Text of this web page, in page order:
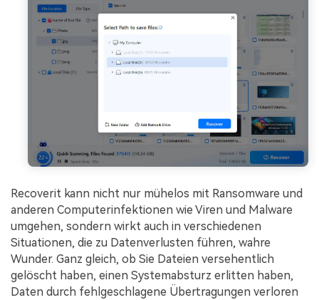
Recoverit kann nicht nur mühelos mit Ransomware und
anderen Computerinfektionen wie Viren und Malware
umgehen, sondern wirkt auch in verschiedenen
Situationen, die zu Datenverlusten führen, wahre
Wunder. Ganz gleich, ob Sie Dateien versehentlich
gelöscht haben, einen Systemabsturz erlitten haben,
Daten durch fehlgeschlagene Übertragungen verloren